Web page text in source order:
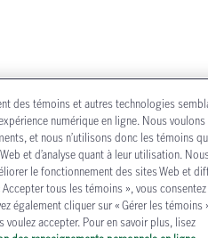
des témoins et autres technologies
numérique en ligne. Nous
et nous n’utilisons donc les témoins
et d’analyse quant à leur utilisation.
le fonctionnement des sites Web et
tous les témoins », vous
également cliquer sur « Gérer les témoins
accepter. Pour en savoir plus, lisez